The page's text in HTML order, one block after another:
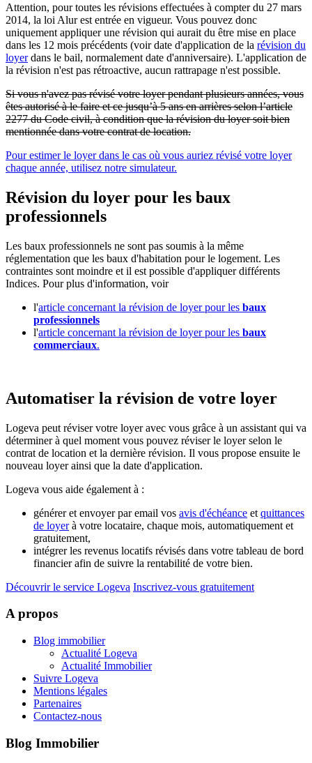
Attention, pour toutes les révisions effectuées à compter du 27 mars
2014, la loi Alur est entrée en vigueur. Vous pouvez donc
uniquement appliquer une révision qui aurait du être mise en place
dans les 12 mois précédents (voir date d'application de la révision du
loyerdans le bail, normalement date d'anniversaire). L'application de
la révision n'est pas rétroactive, aucun rattrapage n'est possible.
Si vous n'avez pas révisé votre loyer pendant plusieurs années, vous
êtes autorisé à le faire et ce jusqu’à 5 ans en arrières selon l’article
2277 du Code civil, à condition que la révision du loyer soit bien
mentionnée dans votre contrat de location.
Pour estimer le loyer dans le cas où vous auriez révisé votre loyer
chaque année, utilisez notre simulateur.
Révision du loyer pour les baux
professionnels
Les baux professionnels ne sont pas soumis à la même
réglementation que les baux d'habitation pour le logement. Les
contraintes sont moindre et il est possible d'appliquer différents
Indices. Pour plus d'information, voir
l'article concernant la révision de loyer pour les baux
professionnels
l'article concernant la révision de loyer pour les baux
commerciaux.
Automatiser la révision de votre loyer
Logeva peut réviser votre loyer avec vous grâce à un assistant qui va
déterminer à quel moment vous pouvez réviser le loyer selon le
contrat de location et la dernière révision. Il vous propose ensuite le
nouveau loyer ainsi que la date d'application.
Logeva vous aide également à :
générer et envoyer par email vos avis d'échéance et quittances
de loyerà votre locataire, chaque mois, automatiquement et
gratuitement,
intégrer les revenus locatifs révisés dans votre tableau de bord
financier afin de suivre la rentabilité de votre bien.
Découvrir le service Logeva Inscrivez-vous gratuitement
A propos
Blog immobilier
Actualité Logeva
Actualité Immobilier
Suivre Logeva
Mentions légales
Partenaires
Contactez-nous
Blog Immobilier